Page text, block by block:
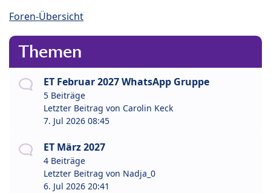
Foren-Übersicht
Themen
ET Februar 2027 WhatsApp Gruppe
5 Beiträge
Letzter Beitrag von Carolin Keck
7. Jul 2026 08:45
ET März 2027
4 Beiträge
Letzter Beitrag von Nadja_0
6. Jul 2026 20:41